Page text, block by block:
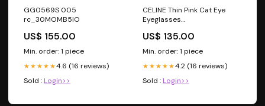
GG0569S 005
rc_30MOMB5IO
US$ 155.00
Min. order: 1 piece
★★★★★4.6 (16 reviews)
Sold : Login>>
CELINE Thin Pink Cat Eye
Eyeglasses
US$ 135.00
Min. order: 1 piece
★★★★★4.2 (16 reviews)
Sold : Login>>